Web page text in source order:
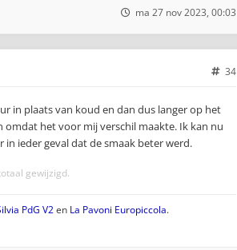
ma 27 nov 2023, 00:03
34
in plaats van koud en dan dus langer op het
omdat het voor mij verschil maakte. Ik kan nu
in ieder geval dat de smaak beter werd.
gewijzigd.
PdG V2en La Pavoni Europiccola.